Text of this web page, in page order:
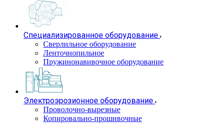
Специализированное оборудование
Сверлильное оборудование
Ленточнопильное
Пружинонавивочное оборудование
Электроэрозионное оборудование
Проволочно-вырезные
Копировально-прошивочные